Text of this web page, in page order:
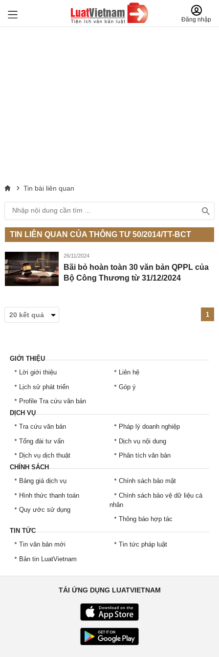
Đăng nhập
Tin bài liên quan
TIN LIÊN QUAN CỦA THÔNG TƯ 50/2014/TT-BCT
26/11/2024
Bãi bỏ hoàn toàn 30 văn bản QPPL của
Bộ Công Thương từ 31/12/2024
1
GIỚI THIỆU
Lời giới thiệu
Lịch sử phát triển
Profile Tra cứu văn bản
Liên hệ
Góp ý
DỊCH VỤ
Tra cứu văn bản
Tổng đài tư vấn
Dịch vụ dịch thuật
Pháp lý doanh nghiệp
Dịch vụ nội dung
Phân tích văn bản
CHÍNH SÁCH
Bảng giá dịch vụ
Hình thức thanh toán
Quy ước sử dụng
Chính sách bảo mật
Chính sách bảo vệ dữ liệu cá
nhân
Thông báo hợp tác
TIN TỨC
Tin văn bản mới
Bản tin LuatVietnam
Tin tức pháp luật
TẢI ỨNG DỤNG LUATVIETNAM